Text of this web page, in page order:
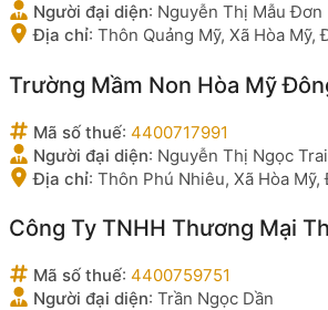
Người đại diện: Nguyễn Thị Mẫu Đơn
Địa chỉ: Thôn Quảng Mỹ, Xã Hòa Mỹ,
Trường Mầm Non Hòa Mỹ
Mã số thuế: 4400717991
Người đại diện: Nguyễn Thị Ngọc Trai
Địa chỉ: Thôn Phú Nhiêu, Xã Hòa Mỹ,
Công Ty TNHH Thương Mại
Mã số thuế: 4400759751
Người đại diện: Trần Ngọc Dần